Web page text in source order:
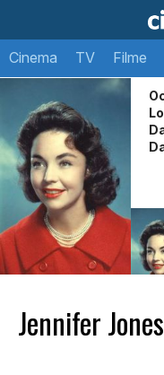
Cinema TV Filme
Jennifer Jones